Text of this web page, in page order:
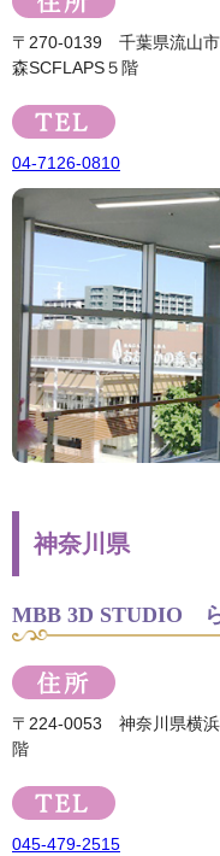
〒270-0139 千葉県流山
森SCFLAPS５階
04-7126-0810
神奈川県
MBB 3D STUDIO
〒224-0053 神奈川県横浜
階
045-479-2515